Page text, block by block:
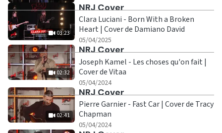
03:23
Ecouter
NRJ Cover
Clara Luciani - Born With a Broken
Heart | Cover de Damiano David
05/04/2025
02:32
Ecouter
NRJ Cover
Joseph Kamel - Les choses qu'on fait |
Cover de Vitaa
05/04/2024
02:41
Ecouter
NRJ Cover
Pierre Garnier - Fast Car | Cover de Tracy
Chapman
05/04/2024